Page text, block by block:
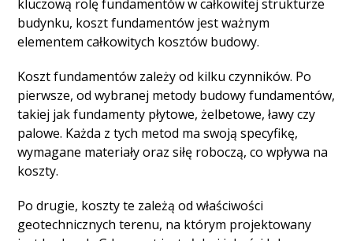
kluczową rolę fundamentów w całkowitej strukturze
budynku, koszt fundamentów jest ważnym
elementem całkowitych kosztów budowy.
Koszt fundamentów zależy od kilku czynników. Po
pierwsze, od wybranej metody budowy fundamentów,
takiej jak fundamenty płytowe, żelbetowe, ławy czy
palowe. Każda z tych metod ma swoją specyfikę,
wymagane materiały oraz siłę roboczą, co wpływa na
koszty.
Po drugie, koszty te zależą od właściwości
geotechnicznych terenu, na którym projektowany